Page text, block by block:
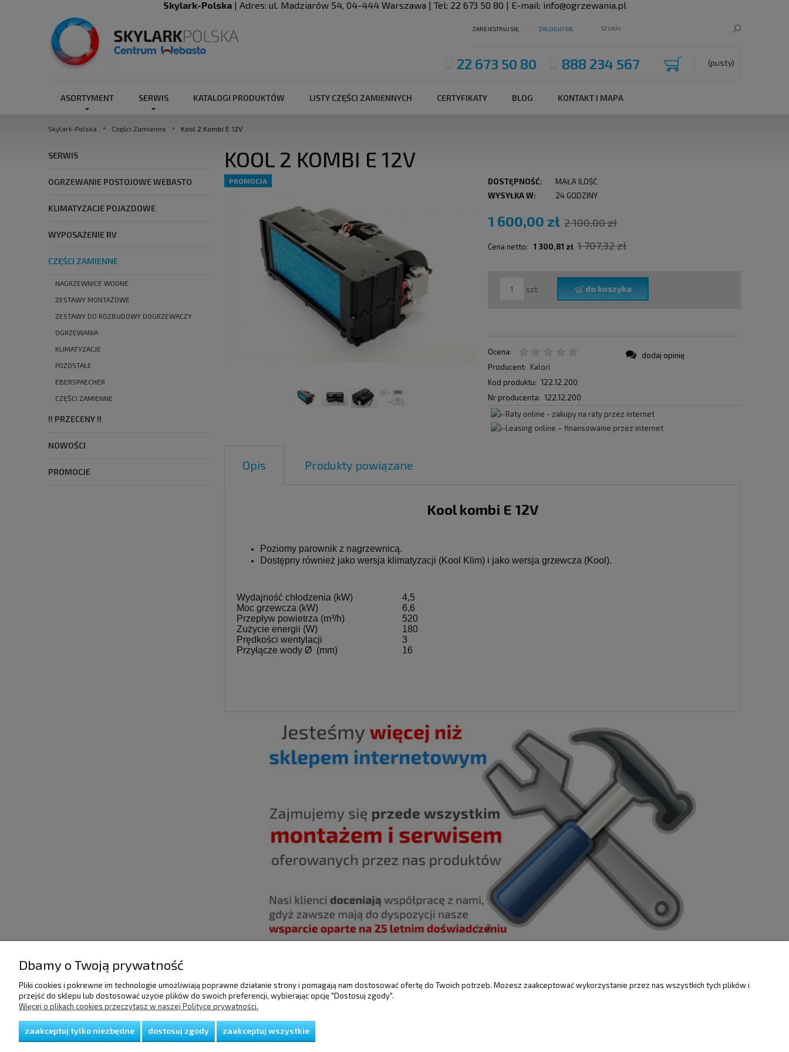
Skylark-Polska| Adres: ul. Madziarów 54, 04-444 Warszawa | Tel: 22 673 50 80 | E-mail: info@ogrzewania.pl
ZAREJESTRUJ SIĘ ZALOGUJ SIĘ
(pusty)
22 673 50 80 888 234 567
ASORTYMENT SERWIS KATALOGI PRODUKTÓW LISTY CZĘŚCI ZAMIENNYCH CERTYFIKATY BLOG KONTAKT I MAPA
Skylark-Polska Części Zamienne Kool 2 Kombi E 12V
SERWIS
OGRZEWANIE POSTOJOWE WEBASTO
KLIMATYZACJE POJAZDOWE
WYPOSAŻENIE RV
CZĘŚCI ZAMIENNE
NAGRZEWNICE WODNE
ZESTAWY MONTAŻOWE
ZESTAWY DO ROZBUDOWY DOGRZEWACZY
OGRZEWANIA
KLIMATYZACJE
POZOSTAŁE
EBERSPAECHER
CZĘŚCI ZAMIENNE
!! PRZECENY !!
NOWOŚCI
PROMOCJE
KOOL 2 KOMBI E 12V
PROMOCJA DOSTĘPNOŚĆ:
MAŁA ILOŚĆ
WYSYŁKA W:
24 GODZINY
1 600,00 zł 2 100,00 zł
Cena netto: 1 300,81 zł 1 707,32 zł
szt. do koszyka
Ocena:
Producent: Kalori
Kod produktu: 122.12.200
Nr producenta: 122.12.200
dodaj opinię
Opis Produkty powiązane
Kool kombi E 12V
Poziomy parownik z nagrzewnicą.
Dostępny również jako wersja klimatyzacji (Kool Klim) i jako wersja grzewcza (Kool).
Wydajność chłodzenia (kW)
4,5
Moc grzewcza (kW)
6,6
Przepływ powietrza (m³/h)
520
Zużycie energii (W)
180
Prędkości wentylacji
3
Przyłącze wody Ø (mm)
16
1 2
POMOC
Regulamin
DOSTAWA I PŁATNOŚCI
Raty/Leasing
Koszty dostawy
Czas realizacji zamówień
MOJE KONTO GWARANCJA I ZWROTY O FIRMIE
Dbamy o Twoją prywatność
Pliki cookies i pokrewne im technologie umożliwiają poprawne działanie strony i pomagają nam dostosować ofertę do Twoich potrzeb. Możesz zaakceptować wykorzystanie przez nas wszystkich tych plików i
przejść do sklepu lub dostosować użycie plików do swoich preferencji, wybierając opcję "Dostosuj zgody".
Więcej o plikach cookies przeczytasz w naszej Polityce prywatności.
zaakceptuj tylko niezbędne dostosuj zgody zaakceptuj wszystkie